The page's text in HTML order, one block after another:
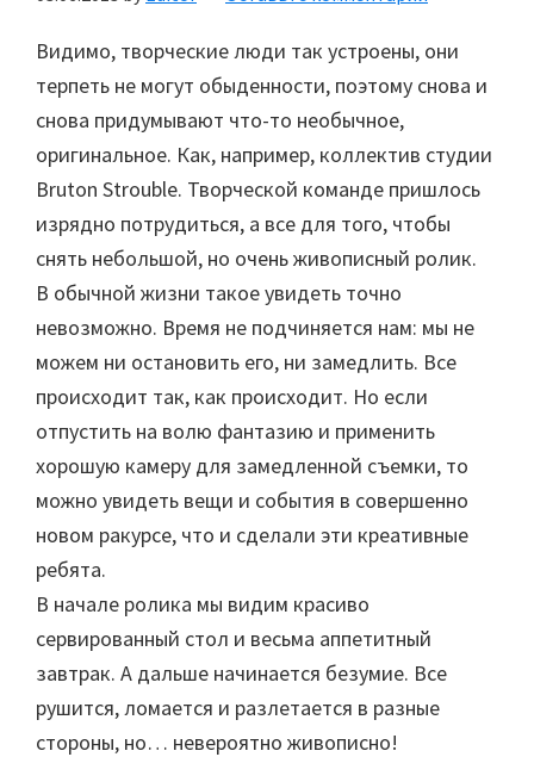
Видимо, творческие люди так устроены, они
терпеть не могут обыденности, поэтому снова и
снова придумывают что-то необычное,
оригинальное. Как, например, коллектив студии
Bruton Strouble. Творческой команде пришлось
изрядно потрудиться, а все для того, чтобы
снять небольшой, но очень живописный ролик.
В обычной жизни такое увидеть точно
невозможно. Время не подчиняется нам: мы не
можем ни остановить его, ни замедлить. Все
происходит так, как происходит. Но если
отпустить на волю фантазию и применить
хорошую камеру для замедленной съемки, то
можно увидеть вещи и события в совершенно
новом ракурсе, что и сделали эти креативные
ребята.
В начале ролика мы видим красиво
сервированный стол и весьма аппетитный
завтрак. А дальше начинается безумие. Все
рушится, ломается и разлетается в разные
стороны, но… невероятно живописно!